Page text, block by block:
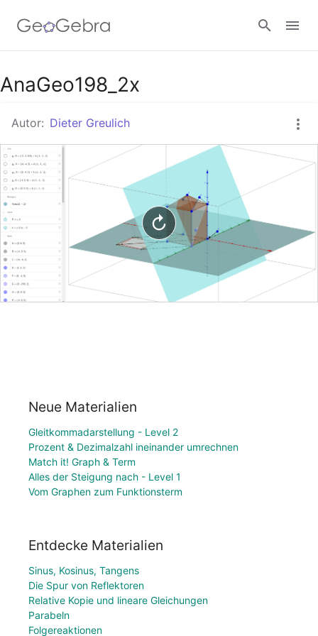
Google Classroom
GeoGebra Classroom
Anmelden
AnaGeo198_2x
Autor: Dieter Greulich
Neue Materialien
Gleitkommadarstellung - Level 2
Prozent & Dezimalzahl ineinander umrechnen
Match it! Graph & Term
Alles der Steigung nach - Level 1
Vom Graphen zum Funktionsterm
Entdecke Materialien
Sinus, Kosinus, Tangens
Die Spur von Reflektoren
Relative Kopie und lineare Gleichungen
Parabeln
Folgereaktionen